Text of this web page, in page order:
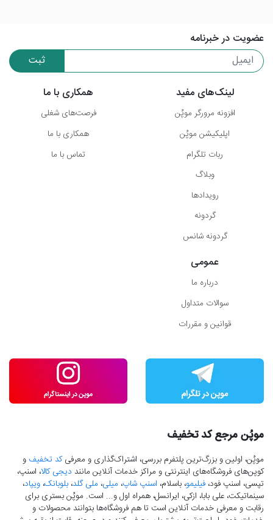
عضویت در خبرنامه
ثبت
لینک‌های مفید
افزونه مرورگر موپُن
اپلیکیشن موپُن
ربات تلگرام
وبلاگ
رویدادها
گردونه
گردونه شانس
همکاری با ما
فرصت‌های شغلی
همکاری با ما
تماس با ما
عمومی
درباره ما
سوالات متداول
قوانین و مقررات
موپُن مرجع کد تخفیف
موپُن، اولین و بزرگ‌ترین پلتفرم بررسی، اشتراک‌گذاری و معرفیکد تخفیف و
کوپن‌های فروشگاه‌های اینترنتی و مراکز خدمات آنلاین مانند دیجی کالا، اسنپ،
تپسی، اسنپ فود، فیلیمو، باسلام، اسنپ شاپ، میلی، ملی گلد، بلوبانک، ویپاد،
سینماتیکت، علی بابا، ازکی، ایرانسل، همراه اول و... است. موپُن بستری برای
رقابت و معرفی خدمات آنلاین است تا هم فروشگاه‌ها بتوانند محصولات و